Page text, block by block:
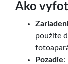
Ako
použite
Pozadie: